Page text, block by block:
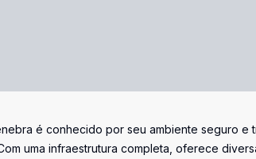
é conhecido por seu ambiente seguro
uma infraestrutura completa, oferece